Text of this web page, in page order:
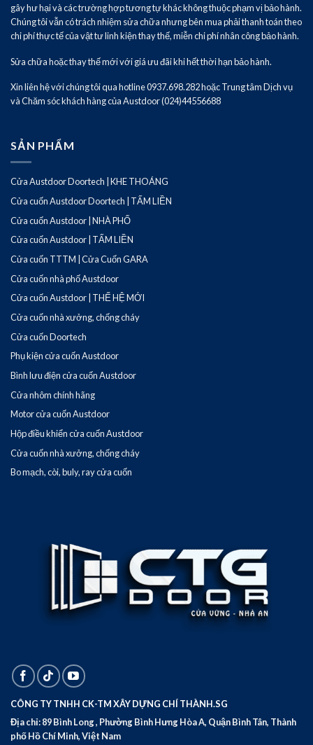
gây hư hại và các trường hợp tương tự khác không thuộc phạm vị bảo hành.
Chúng tôi vẫn có trách nhiệm sửa chữa nhưng bên mua phải thanh toán theo
chi phí thực tế của vật tư linh kiện thay thế, miễn chi phí nhân công bảo hành.
Sửa chữa hoặc thay thế mới với giá ưu đãi khi hết thời hạn bảo hành.
Xin liên hệ với chúng tôi qua hotline 0937.698.282 hoặc Trung tâm Dịch vụ
và Chăm sóc khách hàng của Austdoor (024)44556688
SẢN PHẨM
Cửa Austdoor Doortech | KHE THOÁNG
Cửa cuốn Austdoor Doortech | TẤM LIỀN
Cửa cuốn Austdoor | NHÀ PHỐ
Cửa cuốn Austdoor | TẤM LIỀN
Cửa cuốn TTTM | Cửa Cuốn GARA
Cửa cuốn nhà phố Austdoor
Cửa cuốn Austdoor | THẾ HỆ MỚI
Cửa cuốn nhà xưởng, chống cháy
Cửa cuốn Doortech
Phụ kiện cửa cuốn Austdoor
Bình lưu điện cửa cuốn Austdoor
Cửa nhôm chính hãng
Motor cửa cuốn Austdoor
Hộp điều khiển cửa cuốn Austdoor
Cửa cuốn nhà xưởng, chống cháy
Bo mạch, còi, buly, ray cửa cuốn
CÔNG TY TNHH CK-TM XÂY DỰNG CHÍ THÀNH.SG
Địa chỉ: 89 Bình Long , Phường Bình Hưng Hòa A, Quận Bình Tân, Thành
phố Hồ Chí Minh, Việt Nam